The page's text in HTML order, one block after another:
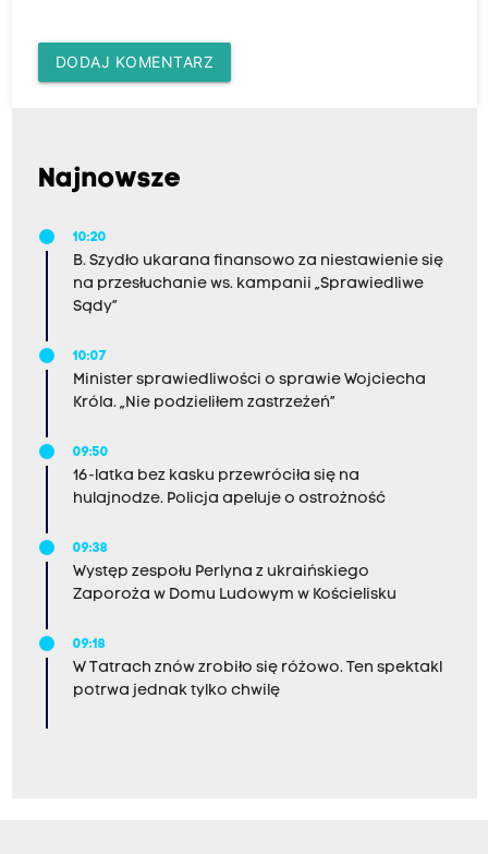
DODAJ KOMENTARZ
Najnowsze
10:20
B. Szydło ukarana finansowo za niestawienie się
na przesłuchanie ws. kampanii „Sprawiedliwe
Sądy”
10:07
Minister sprawiedliwości o sprawie Wojciecha
Króla. „Nie podzieliłem zastrzeżeń”
09:50
16-latka bez kasku przewróciła się na
hulajnodze. Policja apeluje o ostrożność
09:38
Występ zespołu Perlyna z ukraińskiego
Zaporoża w Domu Ludowym w Kościelisku
09:18
W Tatrach znów zrobiło się różowo. Ten spektakl
potrwa jednak tylko chwilę